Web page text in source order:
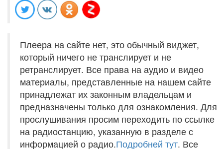
Плеера на сайте нет, это обычный виджет,
который ничего не транслирует и не
ретранслирует. Все права на аудио и видео
материалы, представленные на нашем сайте
принадлежат их законным владельцам и
предназначены только для ознакомления. Для
прослушивания просим переходить по ссылке
на радиостанцию, указанную в разделе с
информацией о радио.Подробней тут. Все